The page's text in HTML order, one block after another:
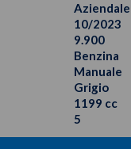
Aziendale
10/2023
9.900
Benzina
Manuale
Grigio
1199 cc
5